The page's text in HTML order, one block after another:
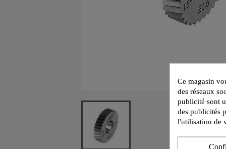
Ce magasin
des réseaux
publicité sont
des publicités
l'utilisation de